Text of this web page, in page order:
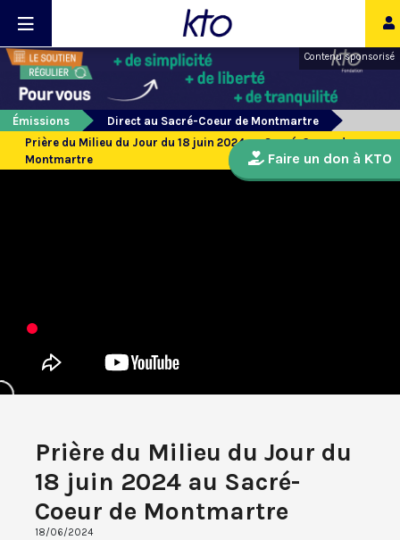
Contenu sponsorisé
Émissions
Direct au Sacré-Coeur de Montmartre
Prière du Milieu du Jour du 18 juin 2024 au Sacré-Coeur de
Montmartre
Prière du Milieu du Jour du
18 juin 2024 au Sacré-
Coeur de Montmartre
18/06/2024
Faire un don à KTO